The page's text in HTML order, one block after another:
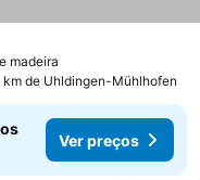
madeira
km de Uhldingen-Mühlhofen
Ver preços